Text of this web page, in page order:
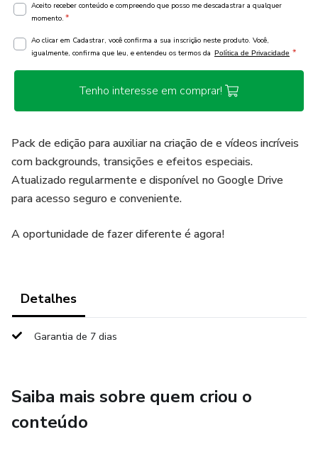
Aceito receber conteúdo e compreendo que posso me descadastrar a qualquer
momento. *
Ao clicar em Cadastrar, você confirma a sua inscrição neste produto. Você,
igualmente, confirma que leu, e entendeu os termos da Política de Privacidade *
Tenho interesse em comprar!
Pack de edição para auxiliar na criação de e vídeos incríveis
com backgrounds, transições e efeitos especiais.
Atualizado regularmente e disponível no Google Drive
para acesso seguro e conveniente.
A oportunidade de fazer diferente é agora!
Detalhes
Garantia de 7 dias
Saiba mais sobre quem criou o
conteúdo